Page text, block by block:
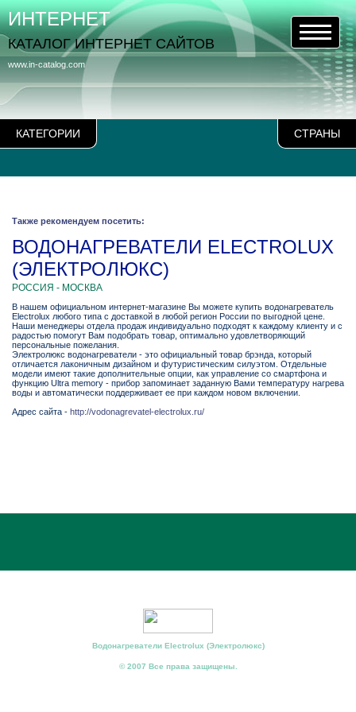
КАТЕГОРИИ СТРАНЫ
www.in-catalog.com
ИНТЕРНЕТ
КАТАЛОГ ИНТЕРНЕТ САЙТОВ
Также рекомендуем посетить:
ВОДОНАГРЕВАТЕЛИ ELECTROLUX
(ЭЛЕКТРОЛЮКС)
РОССИЯ - МОСКВА
В нашем официальном интернет-магазине Вы можете купить водонагреватель
Electrolux любого типа с доставкой в любой регион России по выгодной цене.
Наши менеджеры отдела продаж индивидуально подходят к каждому клиенту и с
радостью помогут Вам подобрать товар, оптимально удовлетворяющий
персональные пожелания.
Электролюкс водонагреватели - это официальный товар брэнда, который
отличается лаконичным дизайном и футуристическим силуэтом. Отдельные
модели имеют такие дополнительные опции, как управление со смартфона и
функцию Ultra memory - прибор запоминает заданную Вами температуру нагрева
воды и автоматически поддерживает ее при каждом новом включении.
Адрес сайта - http://vodonagrevatel-electrolux.ru/
Водонагреватели Electrolux (Электролюкс)
© 2007 Все права защищены.